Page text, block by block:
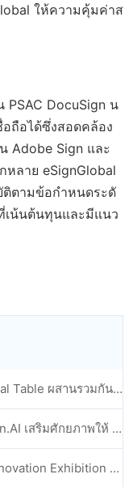
ให้ความคุ้มค่าส
PSAC DocuSign น
ถือได้ซึ่งสอดคล้อง
Adobe Sign และ
หลาย eSignGlobal
ติตามข้อกำหนดระดั
เน้นต้นทุนและมีแนว
eSign.AI และ Lark Multi-Dimensional Table ผสานรวมกันอย่างเป็นทางการ: การลงนามและการเก็บถาวรสัญญาอิเล็กทรอนิกส์แบบอัตโนมัติเต็มรูปแบบ
เปิดตัวสกิล 'esign-automation': eSign.AI เสริมศักยภาพให้ OpenClaw ด้วยลายเซ็นอิเล็กทรอนิกส์อัตโนมัติ
eSign.AI เปิดตัวในงาน GIS Global Innovation Exhibition 2025